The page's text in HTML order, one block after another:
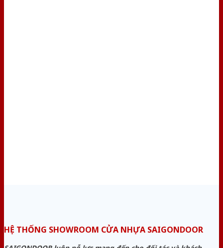
HỆ THỐNG SHOWROOM CỬA NHỰA SAIGONDOOR